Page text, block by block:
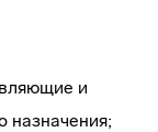
и
назначения;